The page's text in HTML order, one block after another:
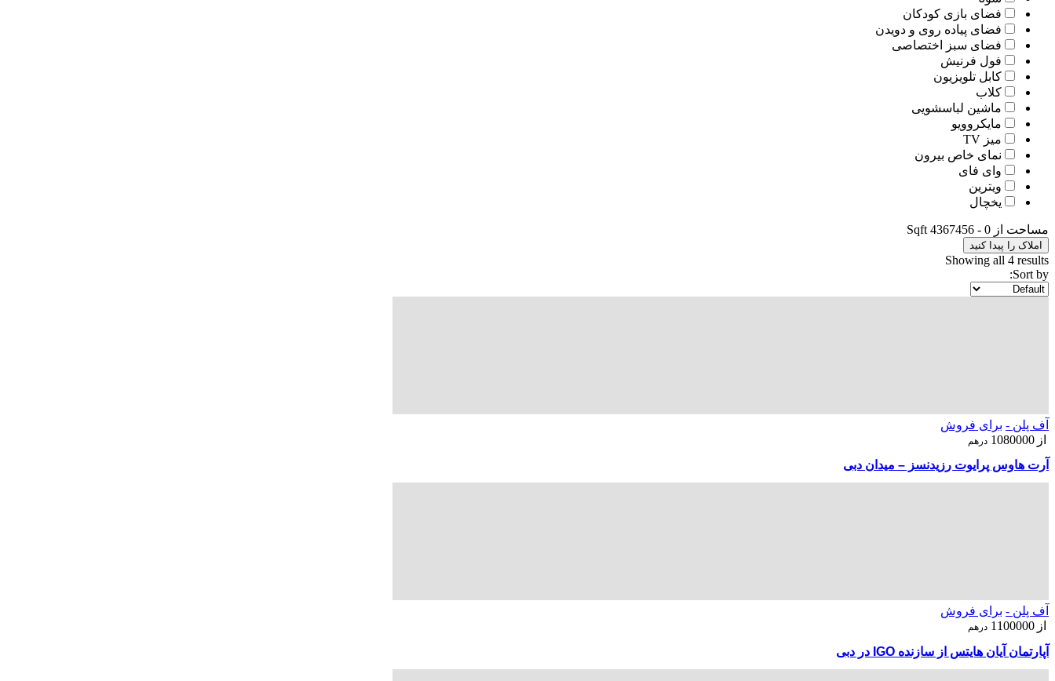
فضای بازی کودکان
فضای پیاده روی و دویدن
فضای سبز اختصاصی
فول فرنیش
کابل تلویزیون
کلاب
ماشین لباسشویی
مایکروویو
میز TV
نمای خاص بیرون
وای فای
ویترین
یخچال
مساحت از 0
-
4367456
Sqft
املاک را پیدا کنید
Showing all 4 results
Sort by:
آف پلن - برای فروش
از 1080000 درهم
آرت هاوس پرایوت رزیدنسز – میدان دبی
آف پلن - برای فروش
از 1100000 درهم
آپارتمان آیان هایتس از سازنده IGO در دبی